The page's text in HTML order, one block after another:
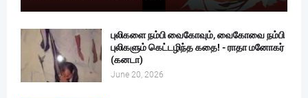
புலிகளை நம்பி வைகோவும், வைகோவை நம்பி
புலிகளும் கெட்டழிந்த கதை! - ராதா மனோகர்
(கனடா)
June 20, 2026